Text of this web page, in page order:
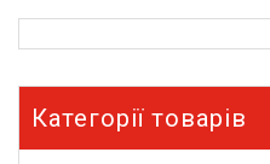
Категорії товарів